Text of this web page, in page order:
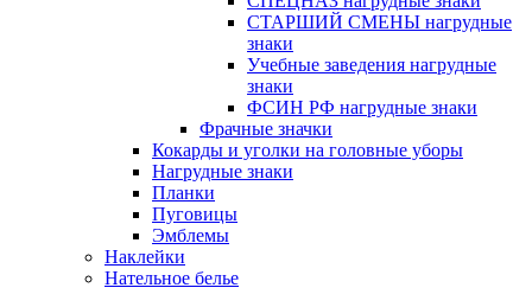
СТАРШИЙ СМЕНЫ нагрудные
знаки
Учебные заведения нагрудные
знаки
ФСИН РФ нагрудные знаки
Фрачные значки
Кокарды и уголки на головные уборы
Нагрудные знаки
Планки
Пуговицы
Эмблемы
Наклейки
Нательное белье